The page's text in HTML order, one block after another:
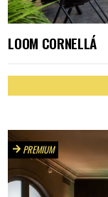
LOOM CORNELLÁ
PREMIUM